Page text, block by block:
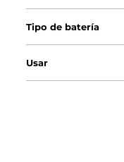
Tipo de batería
Usar